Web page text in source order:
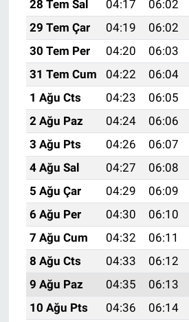
28 Tem Sal
04:17 06:02
29 Tem Çar
04:19 06:02
30 Tem Per
04:20 06:03
31 Tem Cum
04:22 06:04
1 Ağu Cts
04:23 06:05
2 Ağu Paz
04:24 06:06
3 Ağu Pts
04:26 06:07
4 Ağu Sal
04:27 06:08
5 Ağu Çar
04:29 06:09
6 Ağu Per
04:30 06:10
7 Ağu Cum
04:32 06:11
8 Ağu Cts
04:33 06:12
9 Ağu Paz
04:35 06:13
10 Ağu Pts
04:36 06:14